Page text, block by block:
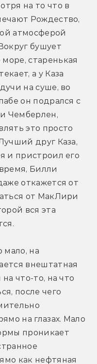
на то что в
Рождество,
атмосферой
бушует
старенькая
а у Каза
на суше, во
он подрался с
Чемберлен,
это просто
друг Каза,
и пристроил его
Билли
откажется от
от МакЛири
вся эта
мало, на
внештатная
что-то, на что
после чего
на глазах. Мало
проникает
как нефтяная